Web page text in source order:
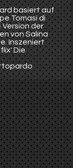
basiert auf
Tomasi di
der
von Salina
Inszeniert
Die